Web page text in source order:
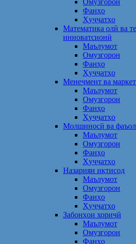
Омузгорон
Фанҳо
Ҳуҷҷатҳо
Математика олӣ ва
инноватсионӣ
Маълумот
Омузгорон
Фанҳо
Ҳуҷҷатҳо
Менеҷмент ва
Маълумот
Омузгорон
Фанҳо
Ҳуҷҷатҳо
Молшиносӣ ва
Маълумот
Омузгорон
Фанҳо
Ҳуҷҷатҳо
Назарияи иқтисод
Маълумот
Омузгорон
Фанҳо
Ҳуҷҷатҳо
Забонҳои хориҷӣ
Маълумот
Омузгорон
Фанҳо